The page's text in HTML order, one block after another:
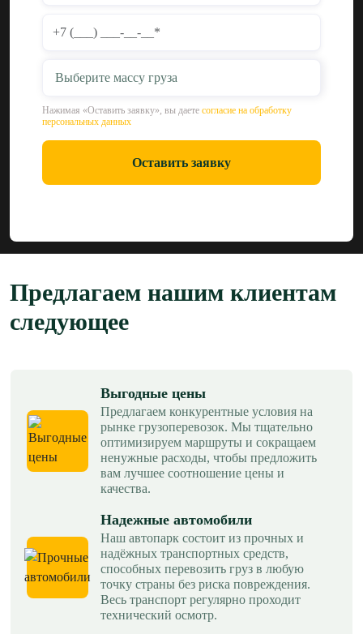
Выберите массу груза
Нажимая «Оставить заявку», вы даете согласие на обработку
персональных данных
Оставить заявку
Предлагаем нашим клиентам
следующее
Выгодные цены
Предлагаем конкурентные условия на
рынке грузоперевозок. Мы тщательно
оптимизируем маршруты и сокращаем
ненужные расходы, чтобы предложить
вам лучшее соотношение цены и
качества.
Надежные автомобили
Наш автопарк состоит из прочных и
надёжных транспортных средств,
способных перевозить груз в любую
точку страны без риска повреждения.
Весь транспорт регулярно проходит
технический осмотр.